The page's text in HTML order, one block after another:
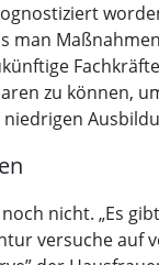
man
zu können,
nicht. „Es
versuche auf